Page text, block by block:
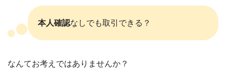
本人確認なしでも取引できる？
なんてお考えではありませんか？